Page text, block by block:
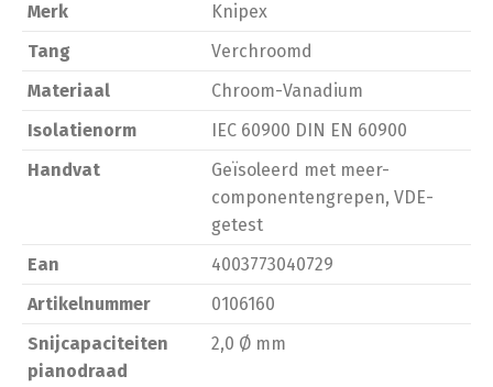
Merk
Knipex
Tang
Verchroomd
Materiaal
Chroom-Vanadium
Isolatienorm
IEC 60900 DIN EN 60900
Handvat
Geïsoleerd met meer-
componentengrepen, VDE-
getest
Ean
4003773040729
Artikelnummer
0106160
Snijcapaciteiten
pianodraad
2,0 Ø mm